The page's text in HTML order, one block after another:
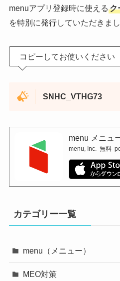
menuアプリ登録時に使える ク
を特別に発行していただきまし
コピーしてお使いください
SNHC_VTHG73
menu メニュ
menu, Inc. 無料
カテゴリー一覧
menu（メニュー）
MEO対策